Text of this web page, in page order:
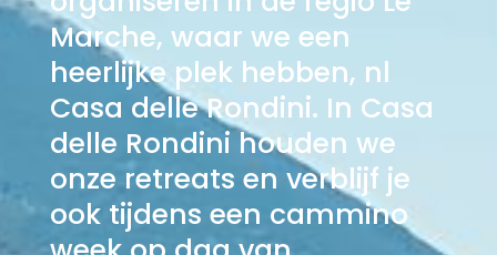
Marche, waar we een
heerlijke plek hebben, nl
Casa delle Rondini. In Casa
delle Rondini houden we
onze retreats en verblijf je
ook tijdens een cammino